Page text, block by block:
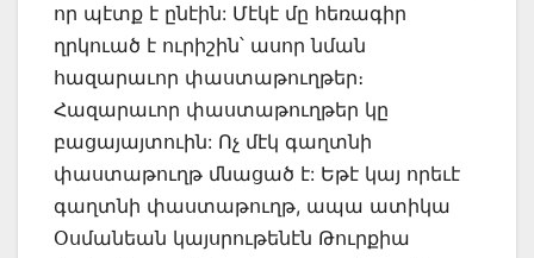
որ պէտք է ընէին: Մէկէ մը հեռագիր
ղրկուած է ուրիշին՝ ասոր նման
հազարաւոր փաստաթուղթեր։
Հազարաւոր փաստաթուղթեր կը
բացայայտուին: Ոչ մէկ գաղտնի
փաստաթուղթ մնացած է: Եթէ կայ որեւէ
գաղտնի փաստաթուղթ, ապա ատիկա
Օսմանեան կայսրութենէն Թուրքիա